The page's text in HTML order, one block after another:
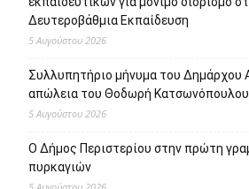
Πρόσφατα άρθρα